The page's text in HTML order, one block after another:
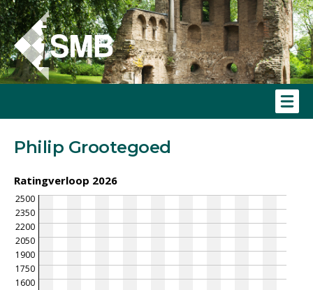
Philip Grootegoed
Ratingverloop 2026
2500
2350
2200
2050
1900
1750
1600